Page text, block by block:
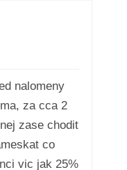
nalomeny
za cca 2
zase chodit
co
vic jak 25%